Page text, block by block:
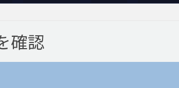
確認